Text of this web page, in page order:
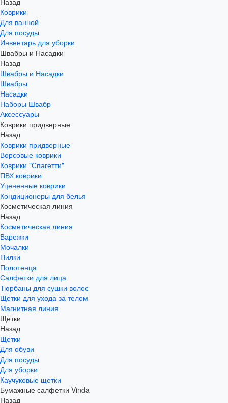
Коврики
Для ванной
Для посуды
Инвентарь для уборки
Швабры и Насадки
Назад
Швабры и Насадки
Швабры
Насадки
Наборы Швабр
Аксессуары
Коврики придверные
Назад
Коврики придверные
Ворсовые коврики
Коврики "Спагетти"
ПВХ коврики
Уцененные коврики
Кондиционеры для белья
Косметическая линия
Назад
Косметическая линия
Варежки
Мочалки
Пилки
Полотенца
Салфетки для лица
Тюрбаны для сушки волос
Щетки для ухода за телом
Магнитная линия
Щетки
Назад
Щетки
Для обуви
Для посуды
Для уборки
Каучуковые щетки
Бумажные салфетки Vinda
Назад